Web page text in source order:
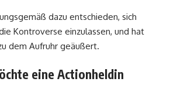
dazu entschieden, sich
Kontroverse einzulassen, und hat
dem Aufruhr geäußert.
eine Actionheldin